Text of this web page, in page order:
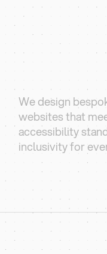
We design
websites that
accessibility
inclusivity for